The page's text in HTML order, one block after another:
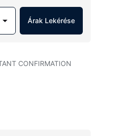
Árak Lekérése
CONFIRMATION